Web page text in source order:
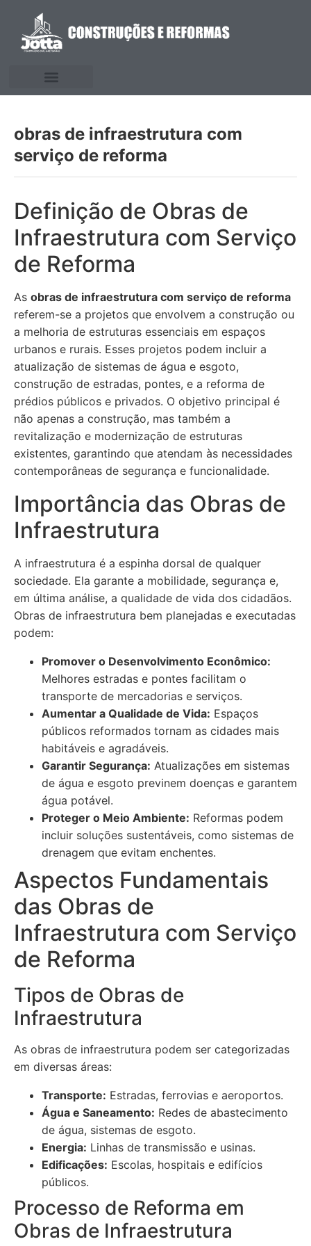
obras de infraestrutura com
serviço de reforma
Definição de Obras de
Infraestrutura com Serviço
de Reforma
As obras de infraestrutura com serviço de reforma
referem-se a projetos que envolvem a construção ou
a melhoria de estruturas essenciais em espaços
urbanos e rurais. Esses projetos podem incluir a
atualização de sistemas de água e esgoto,
construção de estradas, pontes, e a reforma de
prédios públicos e privados. O objetivo principal é
não apenas a construção, mas também a
revitalização e modernização de estruturas
existentes, garantindo que atendam às necessidades
contemporâneas de segurança e funcionalidade.
Importância das Obras de
Infraestrutura
A infraestrutura é a espinha dorsal de qualquer
sociedade. Ela garante a mobilidade, segurança e,
em última análise, a qualidade de vida dos cidadãos.
Obras de infraestrutura bem planejadas e executadas
podem:
Promover o Desenvolvimento Econômico:
Melhores estradas e pontes facilitam o
transporte de mercadorias e serviços.
Aumentar a Qualidade de Vida: Espaços
públicos reformados tornam as cidades mais
habitáveis e agradáveis.
Garantir Segurança: Atualizações em sistemas
de água e esgoto previnem doenças e garantem
água potável.
Proteger o Meio Ambiente: Reformas podem
incluir soluções sustentáveis, como sistemas de
drenagem que evitam enchentes.
Aspectos Fundamentais
das Obras de
Infraestrutura com Serviço
de Reforma
Tipos de Obras de
Infraestrutura
As obras de infraestrutura podem ser categorizadas
em diversas áreas:
Transporte: Estradas, ferrovias e aeroportos.
Água e Saneamento: Redes de abastecimento
de água, sistemas de esgoto.
Energia: Linhas de transmissão e usinas.
Edificações: Escolas, hospitais e edifícios
públicos.
Processo de Reforma em
Obras de Infraestrutura